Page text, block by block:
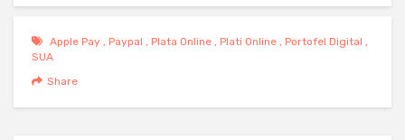
Apple Pay , Paypal , Plata Online , Plati Online , Portofel Digital ,
SUA
Share